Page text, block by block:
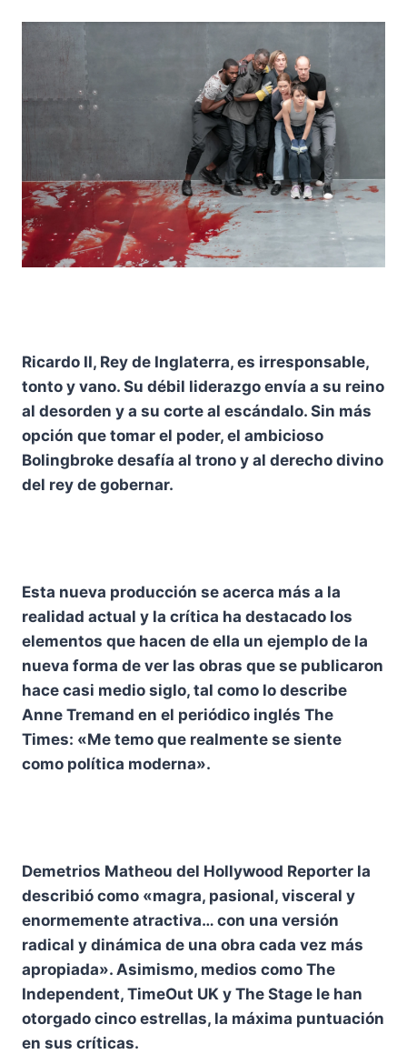
Ricardo II, Rey de Inglaterra, es irresponsable,
tonto y vano. Su débil liderazgo envía a su reino
al desorden y a su corte al escándalo. Sin más
opción que tomar el poder, el ambicioso
Bolingbroke desafía al trono y al derecho divino
del rey de gobernar.
Esta nueva producción se acerca más a la
realidad actual y la crítica ha destacado los
elementos que hacen de ella un ejemplo de la
nueva forma de ver las obras que se publicaron
hace casi medio siglo, tal como lo describe
Anne Tremand en el periódico inglés The
Times: «Me temo que realmente se siente
como política moderna».
Demetrios Matheou del Hollywood Reporter la
describió como «magra, pasional, visceral y
enormemente atractiva… con una versión
radical y dinámica de una obra cada vez más
apropiada». Asimismo, medios como The
Independent, TimeOut UK y The Stage le han
otorgado cinco estrellas, la máxima puntuación
en sus críticas.